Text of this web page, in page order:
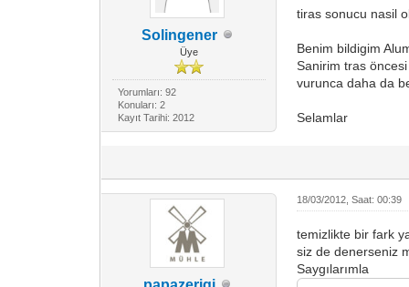
Solingener
Üye
Yorumları: 92
Konuları: 2
Kayıt Tarihi: 2012
tiras sonucu nasil
Benim bildigim
Sanirim tras
vurunca daha da
Selamlar
18/03/2012, Saat: 00:39
temizlikte bir fark
siz de denerseniz
Saygılarımla